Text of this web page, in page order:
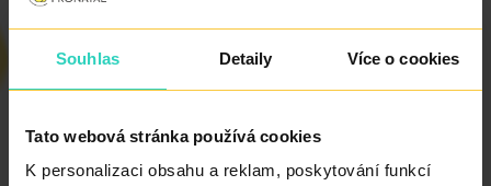
Souhlas Detaily Více o cookies
Tato webová stránka používá cookies
K personalizaci obsahu a reklam, poskytování funkcí
VZP
Všeobecná zdravotní
pojišťovna
111